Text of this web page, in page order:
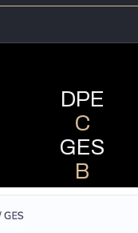
DPE
C
GES
B